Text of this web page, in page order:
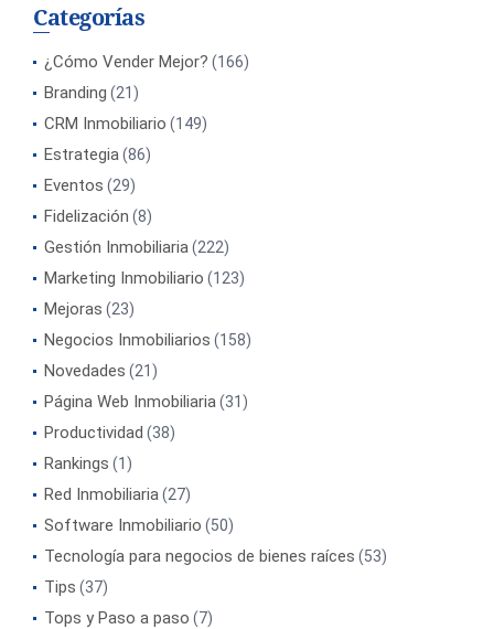
Categorías
¿Cómo Vender Mejor? (166)
Branding (21)
CRM Inmobiliario (149)
Estrategia(86)
Eventos (29)
Fidelización (8)
Gestión Inmobiliaria(222)
Marketing Inmobiliario (123)
Mejoras (23)
Negocios Inmobiliarios (158)
Novedades (21)
Página Web Inmobiliaria(31)
Productividad (38)
Rankings (1)
Red Inmobiliaria(27)
Software Inmobiliario (50)
Tecnología para negocios de bienes raíces (53)
Tips (37)
Tops y Paso a paso (7)